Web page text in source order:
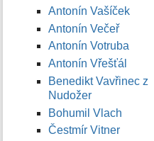
Antonín Vašíček
Antonín Večeř
Antonín Votruba
Antonín Vřešťál
Benedikt Vavřinec z
Nudožer
Bohumil Vlach
Čestmír Vitner